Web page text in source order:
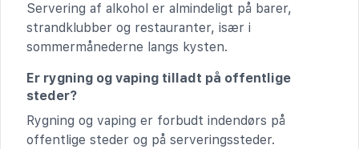
Servering af alkohol er almindeligt på barer,
strandklubber og restauranter, især i
sommermånederne langs kysten.
Er rygning og vaping tilladt på offentlige
steder?
Rygning og vaping er forbudt indendørs på
offentlige steder og på serveringssteder.